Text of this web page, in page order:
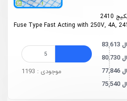
Fuse Type Fast Acting with 250V, 4A,
موجودی : 1193